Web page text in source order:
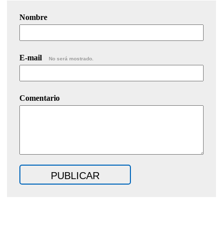
Nombre
E-mail No será mostrado.
Comentario